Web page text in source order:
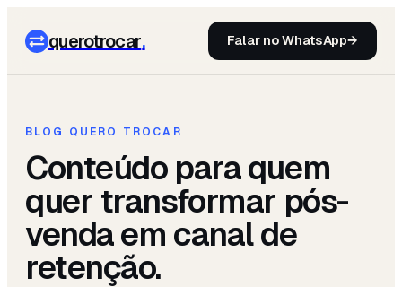
querotrocar. Falar no WhatsApp→
BLOG QUERO TROCAR
Conteúdo para quem
quer transformar pós-
venda em canal de
retenção.